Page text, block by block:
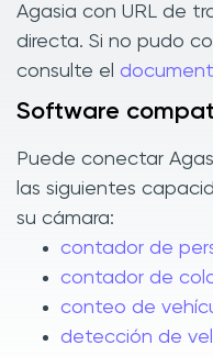
Agasia con URL de
directa. Si no pudo
consulte el
Software
Puede conectar
las siguientes
su cámara:
contador de
contador de
conteo de
detección de